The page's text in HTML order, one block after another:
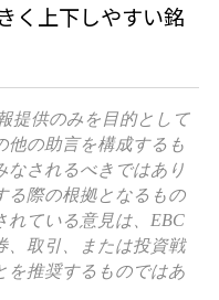
く上下しやすい銘
提供のみを目的として
他の助言を構成するも
なされるべきではあり
る際の根拠となるもの
れている意見は、EBC
、取引、または投資戦
を推奨するものではあ